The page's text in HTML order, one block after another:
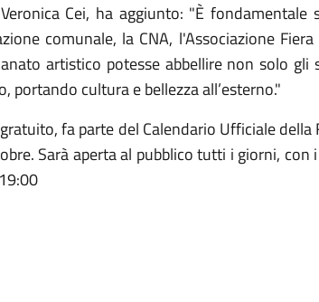
Veronica Cei, ha aggiunto: "Èfondamentale
comunale, la CNA, l'Associazione Fiera
artistico potesse abbellire nonsolo gli
portando culturaebellezzaall’esterno."
gratuito,faparte del Calendario Ufficialedella
Saràapertaal pubblicotutti i giorni, con i
19:00